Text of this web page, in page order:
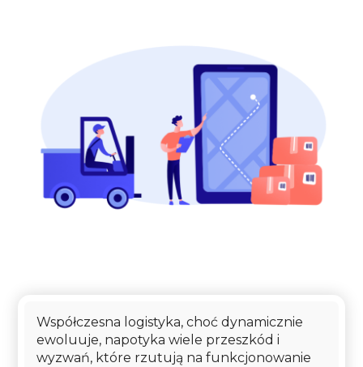
Współczesna logistyka, choć dynamicznie
ewoluuje, napotyka wiele przeszkód i
wyzwań, które rzutują na funkcjonowanie